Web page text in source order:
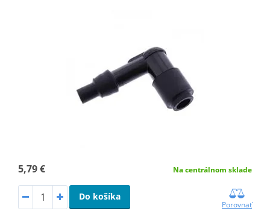
5,79 € Na centrálnom sklade
Do košíka
Porovnať